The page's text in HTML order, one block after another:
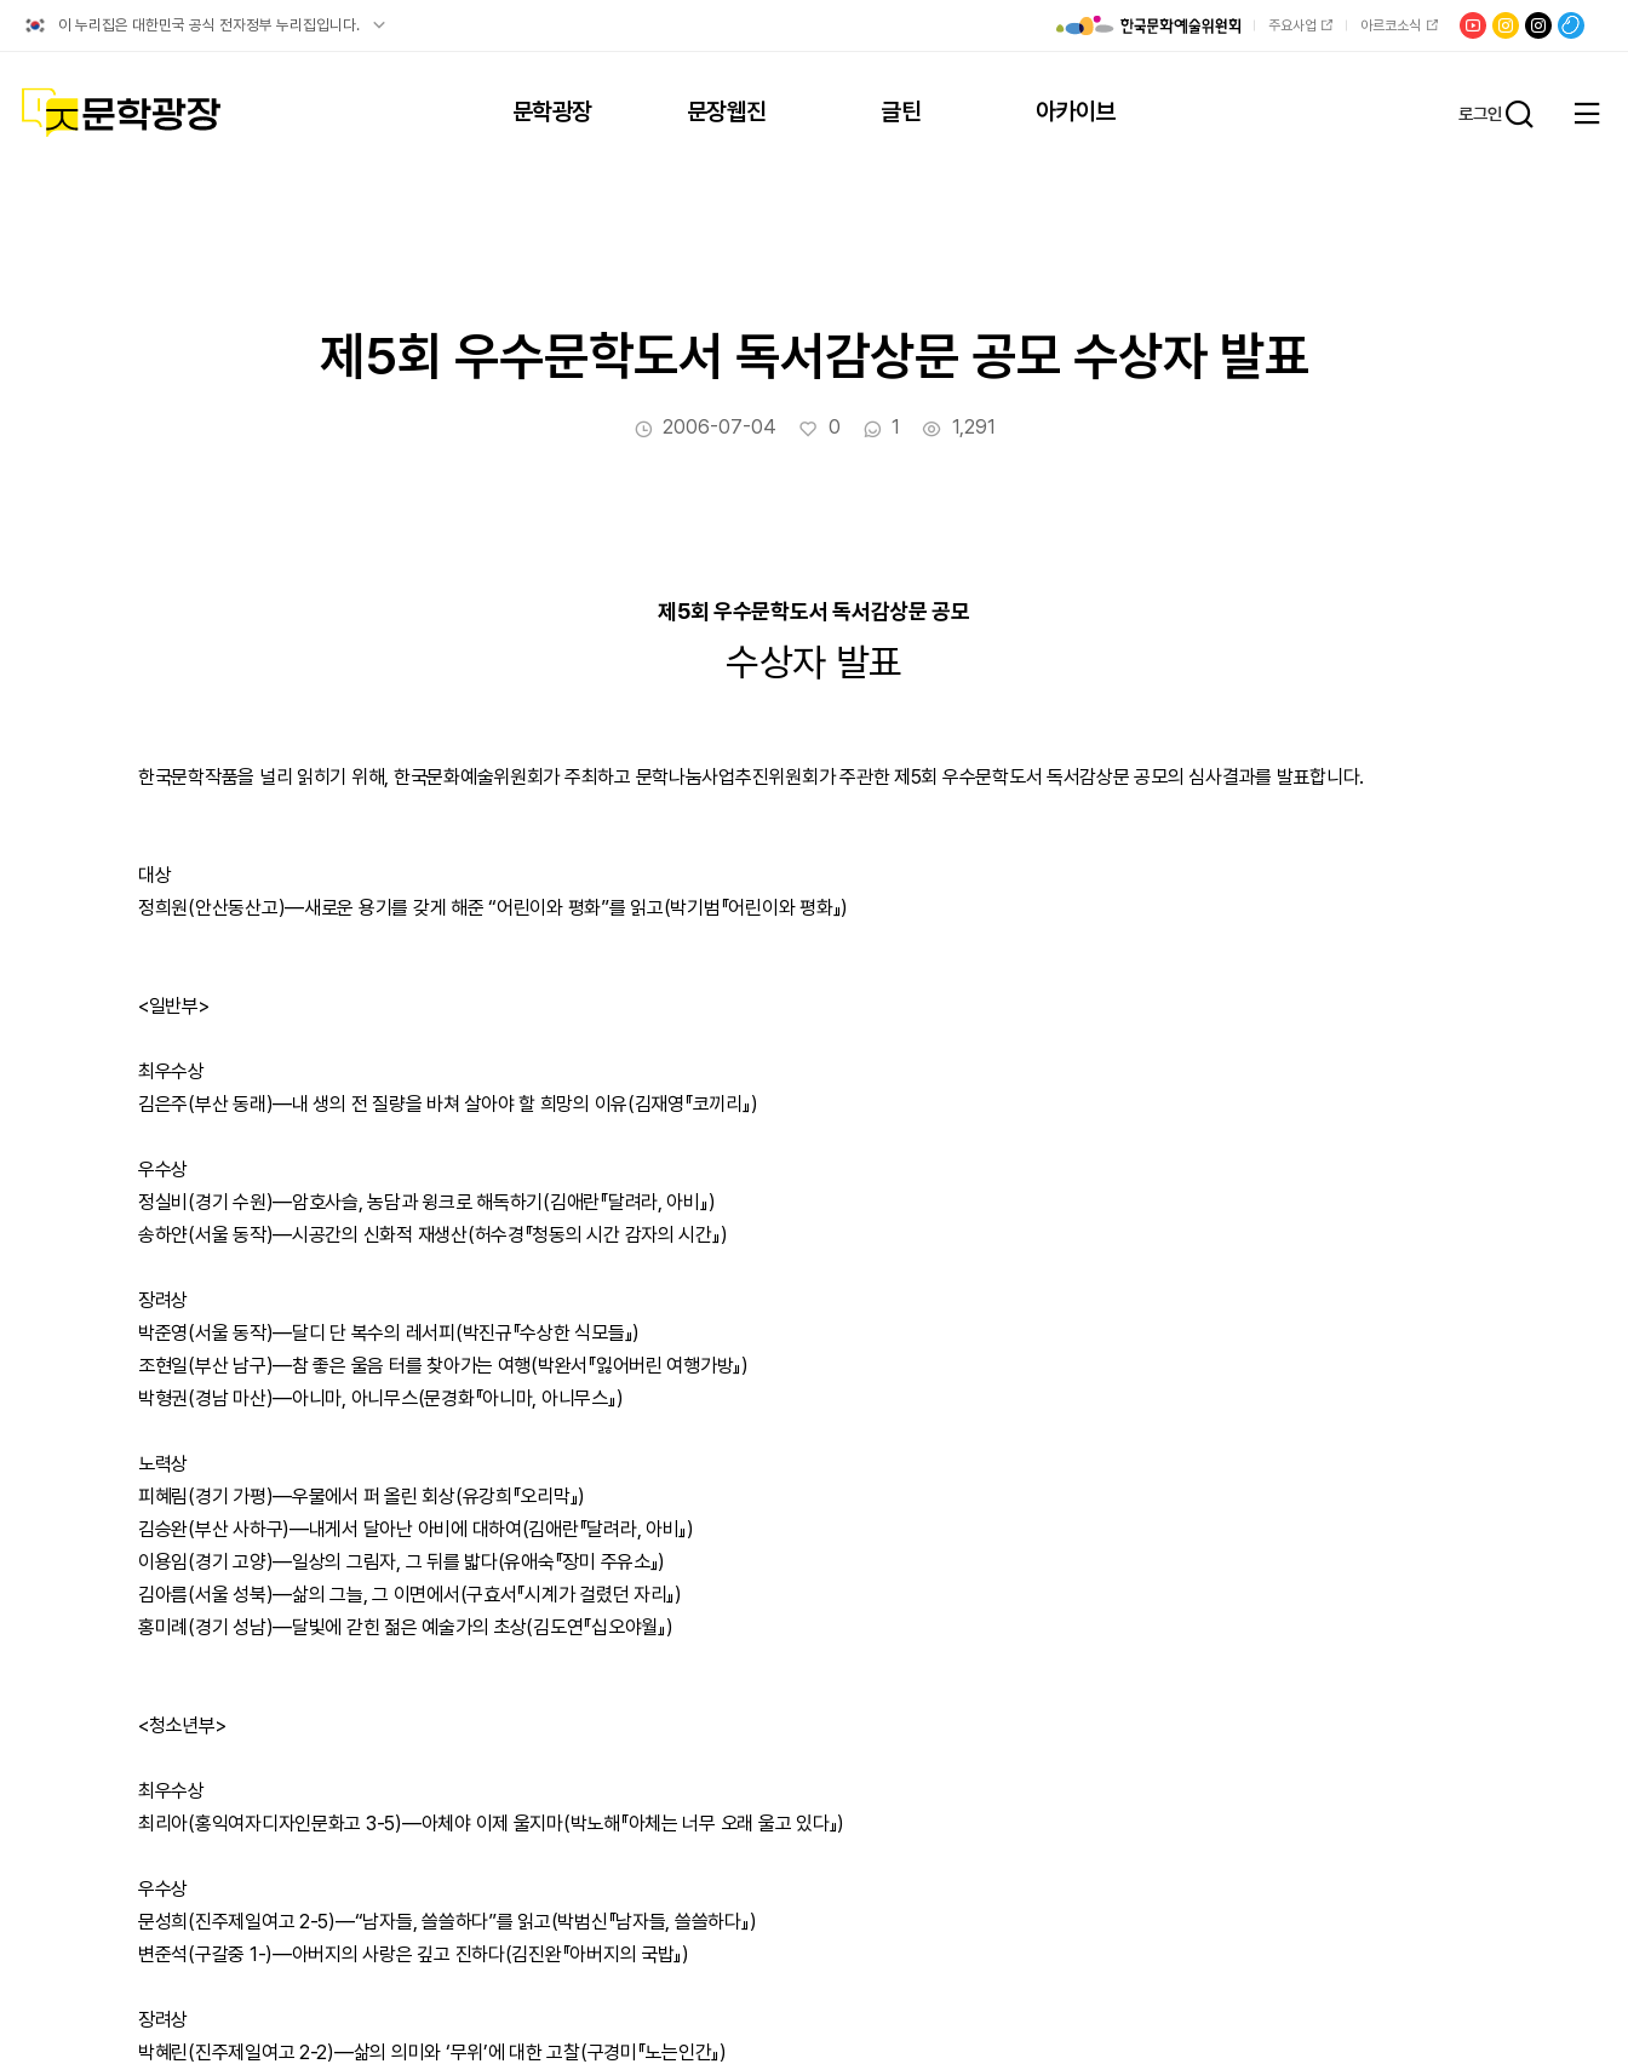
이 누리집은 대한민국 공식 전자정부 누리집입니다.
공식
주요사업 아르코소식 유튜브문학광장채널문장
팟빵
문학광장 문학광장 문장웹진 글틴 아카이브 로그인
전체
제5회 우수문학도서 독서감상문 공모 수상자 발표
작성일
2006-07-04 좋아요
0 댓글수
1 조회수
1,291
제5회 우수문학도서 독서감상문 공모
수상자 발표
한국문학작품을 널리 읽히기 위해, 한국문화예술위원회가 주최하고 문학나눔사업추진위원회가 주관한 제5회 우수문학도서 독서감상문 공모의 심사결과를 발표합니다.
대상
정희원(안산동산고)―새로운 용기를 갖게 해준 “어린이와 평화”를 읽고(박기범『어린이와 평화』)
<일반부>
최우수상
김은주(부산 동래)―내 생의 전 질량을 바쳐 살아야 할 희망의 이유(김재영『코끼리』)
우수상
정실비(경기 수원)―암호사슬, 농담과 윙크로 해독하기(김애란『달려라, 아비』)
송하얀(서울 동작)―시공간의 신화적 재생산(허수경『청동의 시간 감자의 시간』)
장려상
박준영(서울 동작)―달디 단 복수의 레서피(박진규『수상한 식모들』)
조현일(부산 남구)―참 좋은 울음 터를 찾아가는 여행(박완서『잃어버린 여행가방』)
박형권(경남 마산)―아니마, 아니무스(문경화『아니마, 아니무스』)
노력상
피혜림(경기 가평)―우물에서 퍼 올린 회상(유강희『오리막』)
김승완(부산 사하구)―내게서 달아난 아비에 대하여(김애란『달려라, 아비』)
이용임(경기 고양)―일상의 그림자, 그 뒤를 밟다(유애숙『장미 주유소』)
김아름(서울 성북)―삶의 그늘, 그 이면에서(구효서『시계가 걸렸던 자리』)
홍미례(경기 성남)―달빛에 갇힌 젊은 예술가의 초상(김도연『십오야월』)
<청소년부>
최우수상
최리아(홍익여자디자인문화고 3-5)―아체야 이제 울지마(박노해『아체는 너무 오래 울고 있다』)
우수상
문성희(진주제일여고 2-5)―“남자들, 쓸쓸하다”를 읽고(박범신『남자들, 쓸쓸하다』)
변준석(구갈중 1-)―아버지의 사랑은 깊고 진하다(김진완『아버지의 국밥』)
장려상
박혜린(진주제일여고 2-2)―삶의 의미와 ‘무위’에 대한 고찰(구경미『노는인간』)